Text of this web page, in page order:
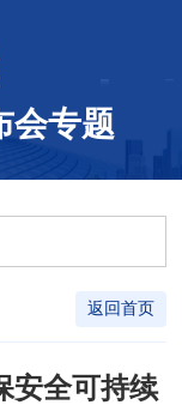
会专题
返回首页
安全可持续